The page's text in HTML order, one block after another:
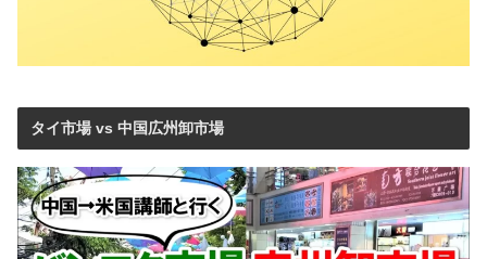
タイ市場 vs 中国広州卸市場